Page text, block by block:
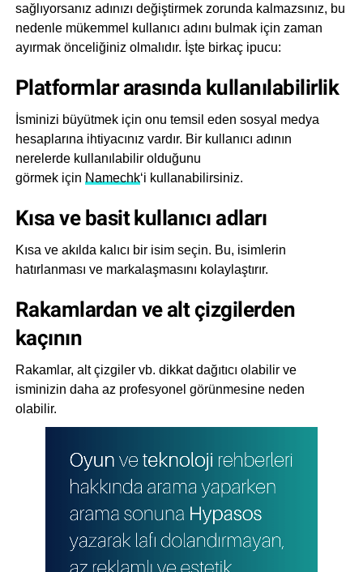
sağlıyorsanız adınızı değiştirmek zorunda kalmazsınız, bu
nedenle mükemmel kullanıcı adını bulmak için zaman
ayırmak önceliğiniz olmalıdır. İşte birkaç ipucu:
Platformlar arasında kullanılabilirlik
İsminizi büyütmek için onu temsil eden sosyal medya
hesaplarına ihtiyacınız vardır. Bir kullanıcı adının
nerelerde kullanılabilir olduğunu
görmek için Namechk‘i kullanabilirsiniz.
Kısa ve basit kullanıcı adları
Kısa ve akılda kalıcı bir isim seçin. Bu, isimlerin
hatırlanması ve markalaşmasını kolaylaştırır.
Rakamlardan ve alt çizgilerden
kaçının
Rakamlar, alt çizgiler vb. dikkat dağıtıcı olabilir ve
isminizin daha az profesyonel görünmesine neden
olabilir.